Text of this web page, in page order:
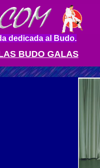
dedicada al Budo.
BUDO GALAS